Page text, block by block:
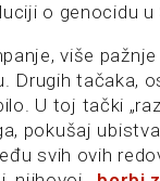
o genocidu u
više
tačaka,
U toj tački
pokušaj
svih ovih